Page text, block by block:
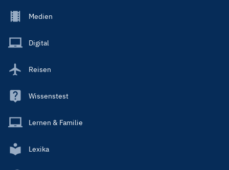
Footer
Main
Medien
Digital
Reisen
Wissenstest
Lernen & Familie
Lexika